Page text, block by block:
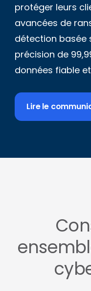
protéger leurs
avancées de
détection basée
précision de
données fiable
Lire le